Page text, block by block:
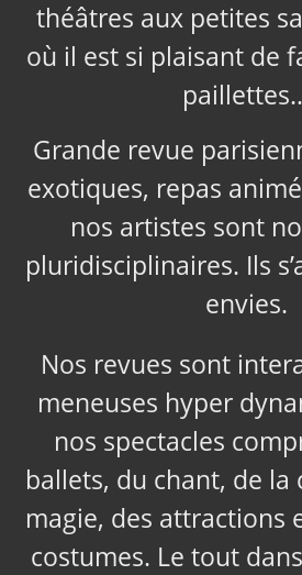
théâtres aux petites
où il est si plaisant de
Grande revue
exotiques, repas
nos artistes sont
pluridisciplinaires. Ils
envies.
Nos revues sont
meneuses hyper
nos spectacles
ballets, du chant, de la
magie, des attractions
costumes. Le tout